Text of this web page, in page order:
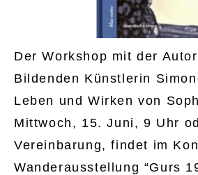
Der Workshop mit der
Bildenden Künstlerin
Leben und Wirken von
Mittwoch, 15. Juni, 9 Uhr
Vereinbarung, findet im
Wanderausstellung “Gurs